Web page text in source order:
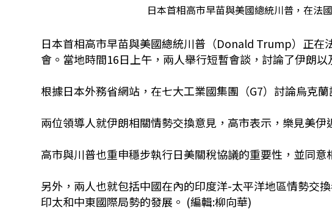
日本首相高市早苗與美國總統川普，在法
日本首相高市早苗與美國總統川普（Donald Trump）正在
會。當地時間16日上午，兩人舉行短暫會談，討論了伊朗以
根據日本外務省網站，在七大工業國集團（G7）討論烏克
兩位領導人就伊朗相關情勢交換意見，高市表示，樂見美伊
高市與川普也重申穩步執行日美關稅協議的重要性，並同意
另外，兩人也就包括中國在內的印度洋-太平洋地區情勢交
印太和中東國際局勢的發展。 (編輯:柳向華)